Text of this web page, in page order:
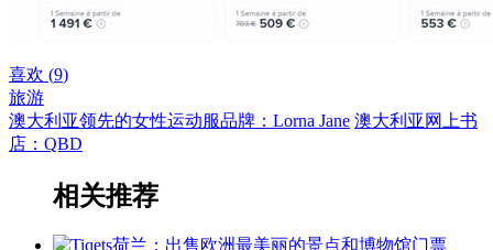
喜欢 (9)
旅游
澳大利亚领先的女性运动服品牌：Lorna Jane 澳大利亚网上书
店：QBD
相关推荐